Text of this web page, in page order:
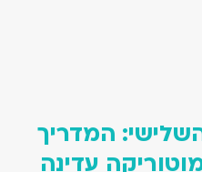
המדריך
עדינה